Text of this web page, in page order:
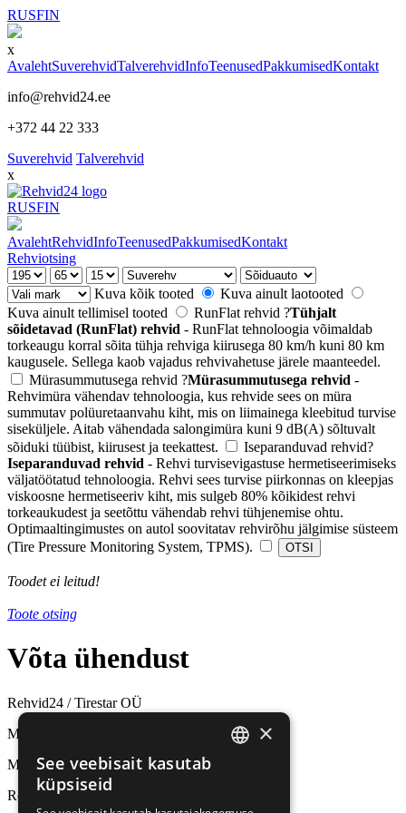
RUSFIN
x
AvalehtSuverehvidTalverehvidInfoTeenusedPakkumisedKontakt
info@rehvid24.ee
+372 44 22 333
Suverehvid Talverehvid
x
RUSFIN
AvalehtRehvidInfoTeenusedPakkumisedKontakt
Rehviotsing
Kuva kõik tooted
Kuva ainult laotooted
Kuva ainult tellimisel tooted
RunFlat rehvid ?Tühjalt
sõidetavad (RunFlat) rehvid - RunFlat tehnoloogia võimaldab
torkeaugu korral sõita tühja rehviga kiirusega 80 km/h kuni 80 km
kaugusele. Sellega kaob vajadus rehvivahetuse järele maanteedel.
Mürasummutusega rehvid ?Mürasummutusega rehvid -
Rehvimüra vähendav tehnoloogia, kus rehvide sees on müra
summutav polüuretaanvahu kiht, mis on liimainega kleebitud turvise
siseküljele. Aitab vähendada salongimüra kuni 9 dB(A) sõltuvalt
sõiduki tüübist, kiirusest ja teekattest.
Iseparanduvad rehvid?
Iseparanduvad rehvid - Rehvi turvisevigastuse hermetiseerimiseks
väljatöötatud tehnoloogia. Rehvi sees turvise piirkonnas on kleepjas
viskoosne hermetiseeriv kiht, mis sulgeb 80% kõikidest rehvi
torkeaukudest ja seetõttu vähendab rehvi tühjenemise ohtu.
Optimaaltingimustes on autol soovitatav rehvirõhu jälgimise süsteem
(Tire Pressure Monitoring System, TPMS).
Toodet ei leitud!
Toote otsing
Võta ühendust
Rehvid24 / Tirestar OÜ
Müük ja rehvivahetus
Mäealuse 10, Tallinn
Rehviladu
×
See veebisait kasutab
küpsiseid